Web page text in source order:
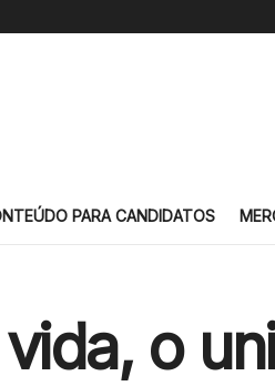
PARA CANDIDATOS
o